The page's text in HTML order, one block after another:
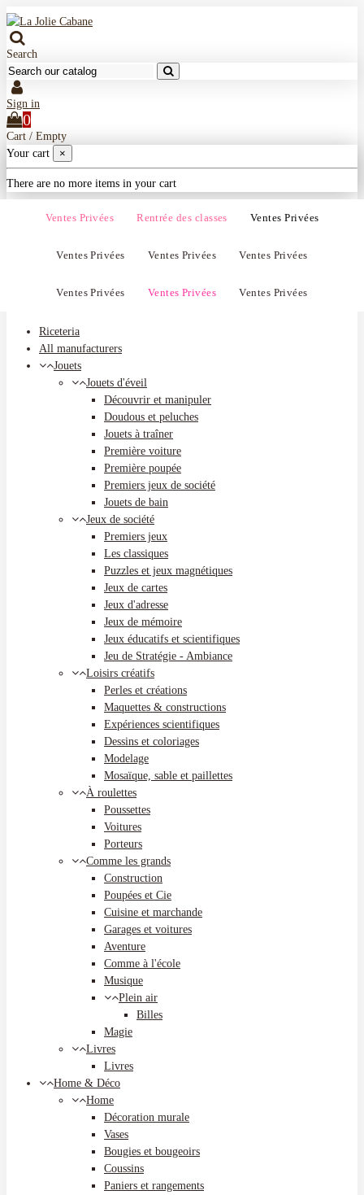
Search
Sign in
0
Cart / Empty
Your cart
×
There are no more items in your cart
Ventes Privées Rentrée des classes Ventes Privées
Ventes Privées Ventes Privées Ventes Privées
Ventes Privées Ventes Privées Ventes Privées
Riceteria
All manufacturers
Jouets
Jouets d'éveil
Découvrir et manipuler
Doudous et peluches
Jouets à traîner
Première voiture
Première poupée
Premiers jeux de société
Jouets de bain
Jeux de société
Premiers jeux
Les classiques
Puzzles et jeux magnétiques
Jeux de cartes
Jeux d'adresse
Jeux de mémoire
Jeux éducatifs et scientifiques
Jeu de Stratégie - Ambiance
Loisirs créatifs
Perles et créations
Maquettes & constructions
Expériences scientifiques
Dessins et coloriages
Modelage
Mosaïque, sable et paillettes
À roulettes
Poussettes
Voitures
Porteurs
Comme les grands
Construction
Poupées et Cie
Cuisine et marchande
Garages et voitures
Aventure
Comme à l'école
Musique
Plein air
Billes
Magie
Livres
Livres
Home & Déco
Home
Décoration murale
Vases
Bougies et bougeoirs
Coussins
Paniers et rangements